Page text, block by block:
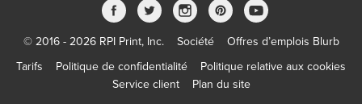
© 2016 - 2026 RPI Print, Inc. Société
Offres d’emplois Blurb
Tarifs
Politique de confidentialité
Politique relative aux cookies
Service client
Plan du site